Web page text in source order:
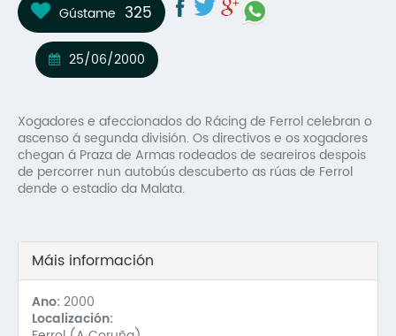
Gústame 325
25/06/2000
Xogadores e afeccionados do Rácing de Ferrol celebran o
ascenso á segunda división. Os directivos e os xogadores
chegan á Praza de Armas rodeados de seareiros despois
de percorrer nun autobús descuberto as rúas de Ferrol
dende o estadio da Malata.
Máis información
Ano: 2000
Localización: